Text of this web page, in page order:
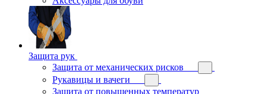
Защита рук
Защита от механических рисков
Рукавицы и вачеги
Защита от повышенных температур